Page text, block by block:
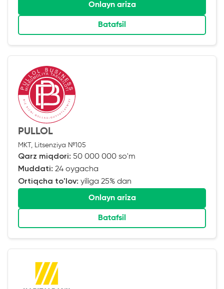
Onlayn ariza
Batafsil
PULLOL
MKT, Litsenziya №105
Qarz miqdori: 50 000 000 so'm
Muddati: 24 oygacha
Ortiqcha to'lov: yiliga 25% dan
Onlayn ariza
Batafsil